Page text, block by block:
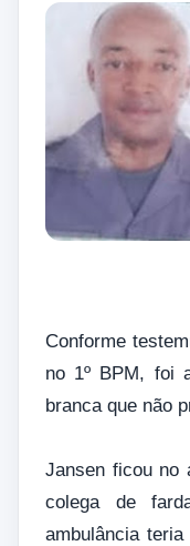
Conforme
no 1º BPM, foi
branca que não
Jansen ficou no
colega de
ambulância